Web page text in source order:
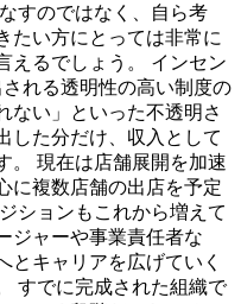
すのではなく、自ら考
たい方にとっては非常に
えるでしょう。
インセン
れる透明性の高い制度の
ない」といった不透明さ
した分だけ、収入として
。
現在は店舗展開を加速
に複数店舗の出店を予定
ションもこれから増えて
ジャーや事業責任者な
とキャリアを広げていく
すでに完成された組織で